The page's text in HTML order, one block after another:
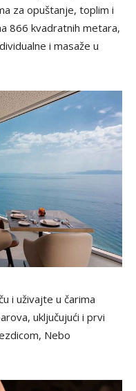
za opuštanje, toplim i
866 kvadratnih metara,
i masaže u
i uživajte u čarima
uključujući i prvi
Nebo